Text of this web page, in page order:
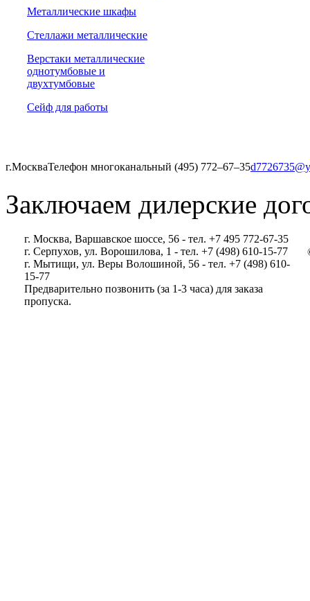
Металлические шкафы
Стеллажи металлические
Верстаки металлические
однотумбовые и
двухтумбовые
Сейф для работы
г.МоскваТелефон многоканальный (495) 772‒67‒35
Заключаем дилерские
г. Москва, Варшавское шоссе, 56 - тел. +7 495 772-67-35
г. Серпухов, ул. Ворошилова, 1 - тел. +7 (498) 610-15-77
г. Мытищи, ул. Веры Волошиной, 56 - тел. +7 (498) 610-
15-77
Предварительно позвонить (за 1-3 часа) для заказа
пропуска.